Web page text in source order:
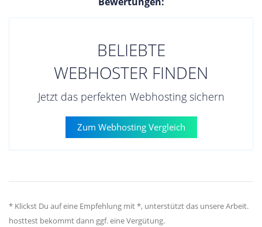
BELIEBTE
WEBHOSTER FINDEN
Jetzt das perfekten Webhosting sichern
Zum Webhosting Vergleich
* Klickst Du auf eine Empfehlung mit *, unterstützt das unsere Arbeit.
hosttest bekommt dann ggf. eine Vergütung.